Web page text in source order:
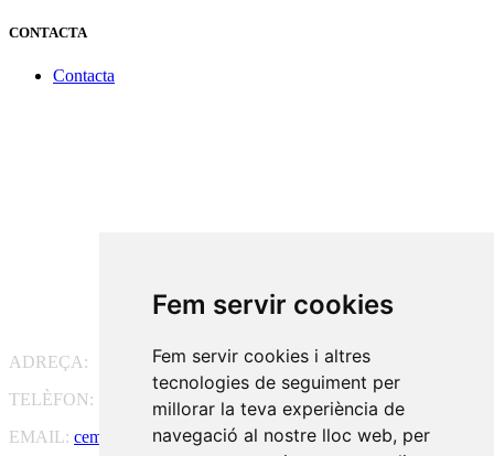
Fem servir cookies
Fem servir cookies i altres
tecnologies de seguiment per
millorar la teva experiència de
navegació al nostre lloc web, per
CONTACTA
Contacta
ADREÇA:
Pg. Vall d'Hebron, 119-129, 08035 Barcelona
TELÈFON:
93 175 15 55
EMAIL: cem-cat@cem-cat.org